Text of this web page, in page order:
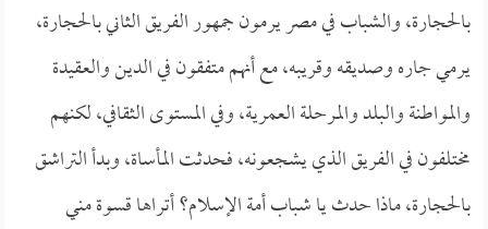
بالحجارة، والشباب في مصر يرمون جمهور الفريق الثاني بالحجارة،
يرمي جاره وصديقه وقريبه، مع أنهم متفقون في الدين والعقيدة
والمواطنة والبلد والمرحلة العمرية، وفي المستوى الثقافي، لكنهم
مختلفون في الفريق الذي يشجعونه، فحدثت المأساة، وبدأ التراشق
بالحجارة، ماذا حدث يا شباب أمة الإسلام؟ أتراها قسوة مني